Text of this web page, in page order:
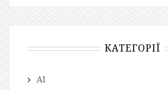
КАТЕГОРІЇ
AI